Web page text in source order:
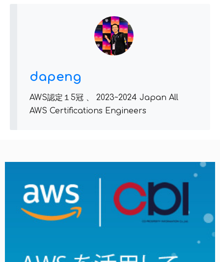
dapeng
AWS認定１5冠 、 2023~2024 Japan All
AWS Certifications Engineers